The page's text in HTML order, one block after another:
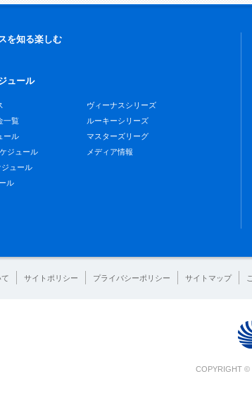
を知る楽しむ
ュール
一覧
ール
ジュール
ュール
ル
ヴィーナスシリーズ
ルーキーシリーズ
マスターズリーグ
メディア情報
サイトポリシー プライバシーポリシー サイトマップ
COPYRIGHT ©